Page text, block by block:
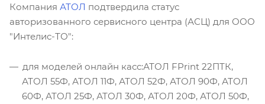
Компания АТОЛ подтвердила статус
авторизованного сервисного центра (АСЦ) для ООО
"Интелис-ТО":
для моделей онлайн касс:АТОЛ FPrint 22ПТК,
АТОЛ 55Ф, АТОЛ 11Ф, АТОЛ 52Ф, АТОЛ 90Ф, АТОЛ
60Ф, АТОЛ 25Ф, АТОЛ 30Ф, АТОЛ 20Ф, АТОЛ 50Ф,